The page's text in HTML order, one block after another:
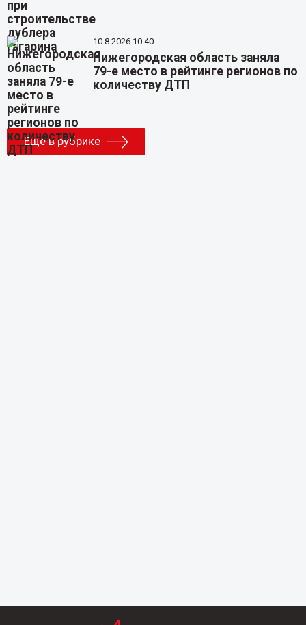
10.8.2026 10:40
Нижегородская область заняла
79-е место в рейтинге регионов по
количеству ДТП
Еще в рубрике